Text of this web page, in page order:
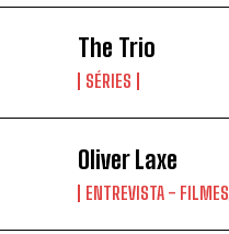
The Trio
SÉRIES
Oliver Laxe
ENTREVISTA - FILMES